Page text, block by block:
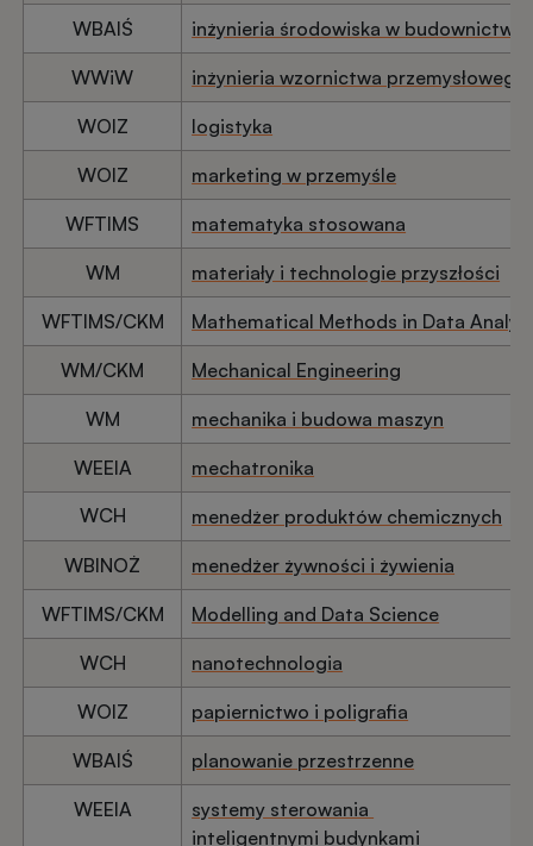
WBAIŚ inżynieria środowiska w budownictwie
WWiW inżynieria wzornictwa przemysłowego
WOIZ logistyka
WOIZ marketing w przemyśle
WFTIMS matematyka stosowana
WM materiały i technologie przyszłości
WFTIMS/CKM Mathematical Methods in Data
WM/CKM Mechanical Engineering
WM mechanika i budowa maszyn
WEEIA
mechatronika
WCH
menedżer produktów chemicznych
WBINOŻ menedżer żywności i żywienia
WFTIMS/CKM Modelling and Data Science
WCH nanotechnologia
WOIZ papiernictwo i poligrafia
WBAIŚ planowanie przestrzenne
WEEIA
systemy sterowania
inteligentnymi budynkami